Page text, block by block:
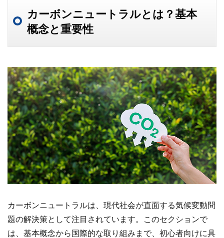
カーボンニュートラルとは？基本
概念と重要性
カーボンニュートラルは、現代社会が直面する気候変動問
題の解決策として注目されています。このセクションで
は、基本概念から国際的な取り組みまで、初心者向けに具